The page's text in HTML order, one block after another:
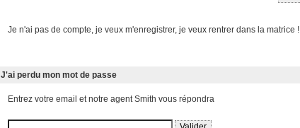
Je n'ai pas de compte, je veux m'enregistrer, je veux rentrer dans la matrice !
J'ai perdu mon mot de passe
Entrez votre email et notre agent Smith vous répondra